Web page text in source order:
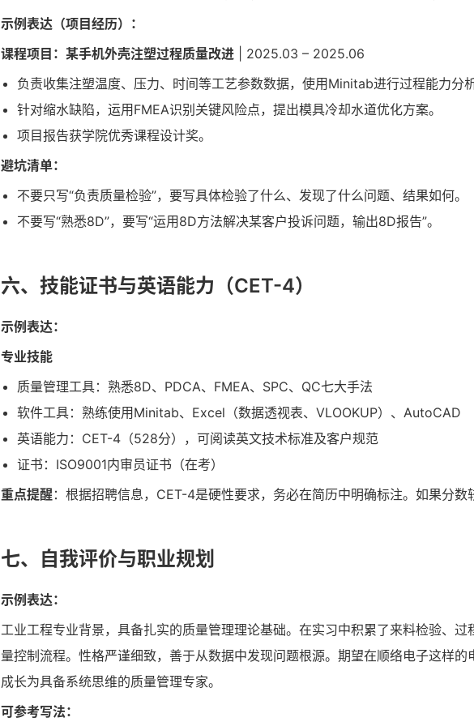
示例表达（项目经历）：
课程项目：某手机外壳注塑过程质量改进 | 2025.03 – 2025.06
负责收集注塑温度、压力、时间等工艺参数数据，使用Minitab进行过程能力分
针对缩水缺陷，运用FMEA识别关键风险点，提出模具冷却水道优化方案。
项目报告获学院优秀课程设计奖。
避坑清单：
不要只写“负责质量检验”，要写具体检验了什么、发现了什么问题、结果如何。
不要写“熟悉8D”，要写“运用8D方法解决某客户投诉问题，输出8D报告”。
六、技能证书与英语能力（CET-4）
示例表达：
专业技能
质量管理工具：熟悉8D、PDCA、FMEA、SPC、QC七大手法
软件工具：熟练使用Minitab、Excel（数据透视表、VLOOKUP）、AutoCAD
英语能力：CET-4（528分），可阅读英文技术标准及客户规范
证书：ISO9001内审员证书（在考）
重点提醒 ：根据招聘信息，CET-4是硬性要求，务必在简历中明确标注。如果分数
七、自我评价与职业规划
示例表达：
工业工程专业背景，具备扎实的质量管理理论基础。在实习中积累了来料检验、
量控制流程。性格严谨细致，善于从数据中发现问题根源。期望在顺络电子这样
成长为具备系统思维的质量管理专家。
可参考写法：